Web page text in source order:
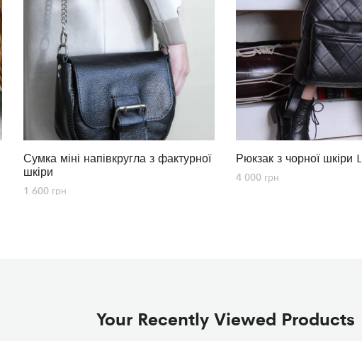
Сумка міні напівкругла з фактурної
шкіри
1 600 грн
Рюкзак з чорної шкіри L
4 000 грн
Your Recently Viewed Products